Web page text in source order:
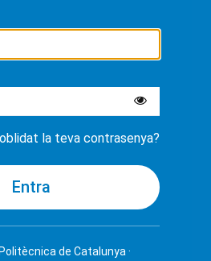
la teva contrasenya?
de Catalunya ·